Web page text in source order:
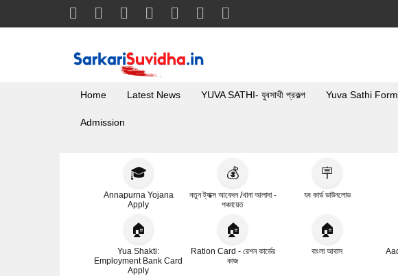
Home Latest News YUVA SATHI- যুবসাথী প্রকল্প Yuva Sathi
Admission
🎓
Annapurna Yojana
Apply
💰
নতুন ট্যাক্স আবেদন /খানা আলাদা -
পঞ্চায়েত
🪧
যব কার্ড ডাউনলোড
🏠
Yua Shakti:
Employment Bank Card
Apply
🏠
Ration Card - রেশন কার্ডের
কাজ
🏠
বাংলা আবাস